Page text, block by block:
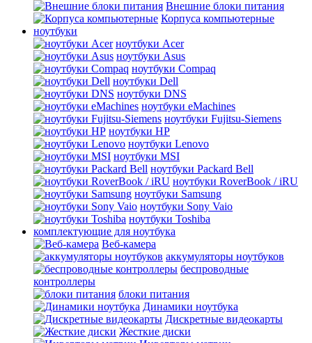
Внешние блоки питания
Корпуса компьютерные
ноутбуки
ноутбуки Acer
ноутбуки Asus
ноутбуки Compaq
ноутбуки Dell
ноутбуки DNS
ноутбуки eMachines
ноутбуки Fujitsu-Siemens
ноутбуки HP
ноутбуки Lenovo
ноутбуки MSI
ноутбуки Packard Bell
ноутбуки RoverBook / iRU
ноутбуки Samsung
ноутбуки Sony Vaio
ноутбуки Toshiba
комплектующие для ноутбука
Веб-камера
аккумуляторы ноутбуков
беспроводные
контроллеры
блоки питания
Динамики ноутбука
Дискретные видеокарты
Жесткие диски